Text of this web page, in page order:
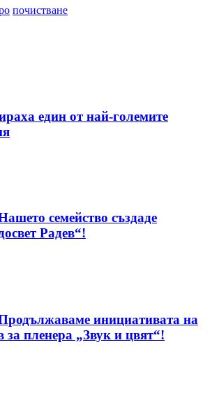
почистване
един от най-големите
семейство създаде
Радев“!
инициативата на
за пленера „Звук и цвят“!